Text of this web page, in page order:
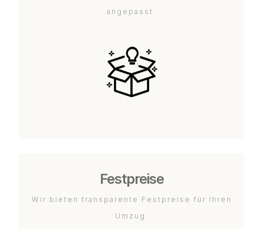
angepasst.
Festpreise
Wir bieten transparente Festpreise für Ihren
Umzug.